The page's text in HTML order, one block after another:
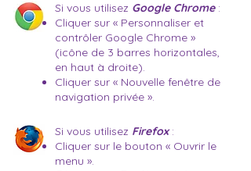
Si vous utilisez Google Chrome:
Cliquer sur « Personnaliser et
contrôler Google Chrome »
(icône de 3 barres horizontales,
en haut à droite).
Cliquer sur « Nouvelle fenêtre de
navigation privée ».
Si vous utilisez Firefox:
Cliquer sur le bouton « Ouvrir le
menu ».